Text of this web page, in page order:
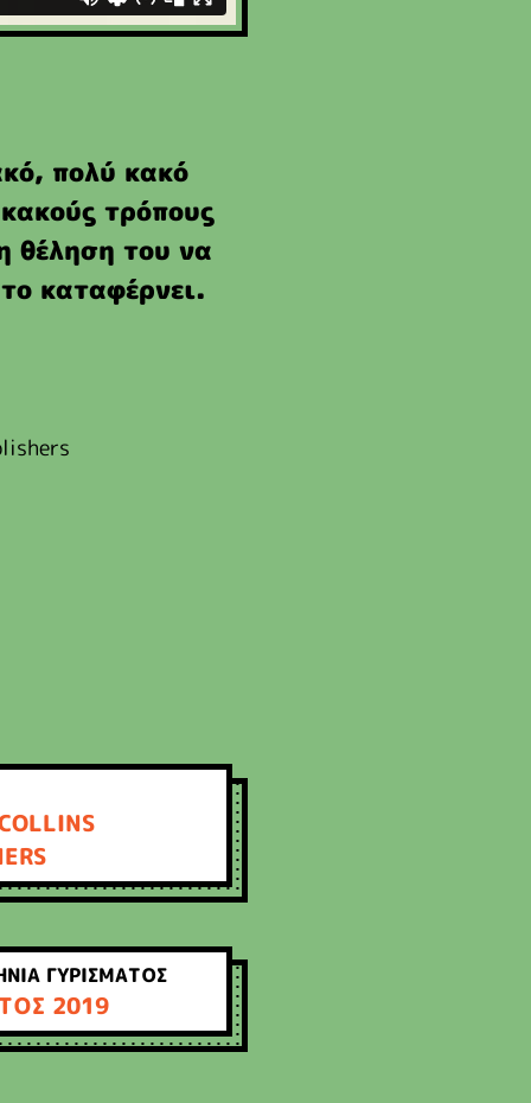
πολύ κακό
τρόπους
θέληση του να
καταφέρνει.
ΓΥΡΙΣΜΑΤΟΣ
2019